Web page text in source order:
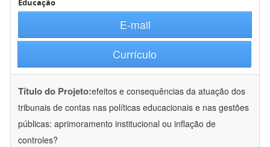
Educação
E-mail
Currículo
Título do Projeto:efeitos e consequências da atuação dos
tribunais de contas nas políticas educacionais e nas gestões
públicas: aprimoramento institucional ou inflação de
controles?